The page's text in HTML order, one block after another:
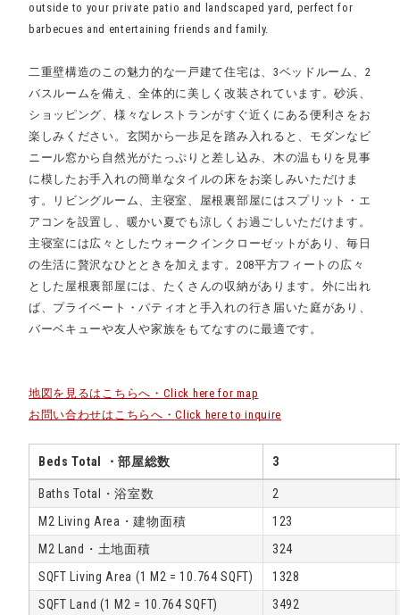
outside to your private patio and landscaped yard, perfect for
barbecues and entertaining friends and family.
二重壁構造のこの魅力的な一戸建て住宅は、3ベッドルーム、2
バスルームを備え、全体的に美しく改装されています。砂浜、
ショッピング、様々なレストランがすぐ近くにある便利さをお
楽しみください。玄関から一歩足を踏み入れると、モダンなビ
ニール窓から自然光がたっぷりと差し込み、木の温もりを見事
に模したお手入れの簡単なタイルの床をお楽しみいただけま
す。リビングルーム、主寝室、屋根裏部屋にはスプリット・エ
アコンを設置し、暖かい夏でも涼しくお過ごしいただけます。
主寝室には広々としたウォークインクローゼットがあり、毎日
の生活に贅沢なひとときを加えます。208平方フィートの広々
とした屋根裏部屋には、たくさんの収納があります。外に出れ
ば、プライベート・パティオと手入れの行き届いた庭があり、
バーベキューや友人や家族をもてなすのに最適です。
地図を見るはこちらへ・Click here for map
お問い合わせはこちらへ・Click here to inquire
Beds Total ・部屋総数 3
Baths Total・浴室数
2
M2 Living Area・建物面積
123
M2 Land・土地面積
324
SQFT Living Area (1 M2 = 10.764 SQFT)
1328
SQFT Land (1 M2 = 10.764 SQFT)
3492